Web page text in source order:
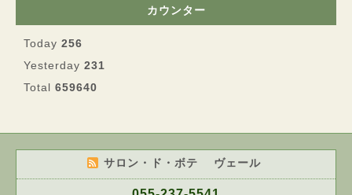
カウンター
Today 256
Yesterday 231
Total 659640
サロン・ド・ボテ ヴェール